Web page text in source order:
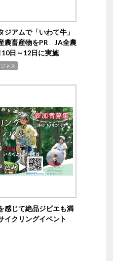
ジアムで「いわて牛」
農畜産物をPR JA全農
日～12日に実施
ジネス
感じて絶品ジビエも満
クリングイベント